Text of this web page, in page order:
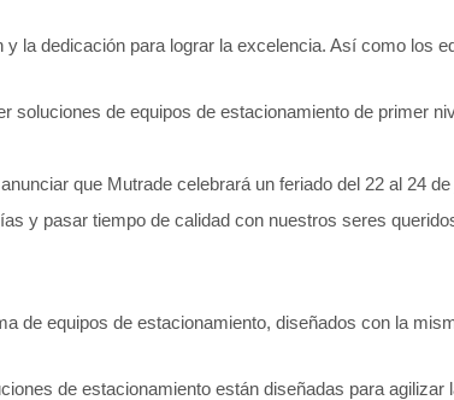
la dedicación para lograr la excelencia. Así como los
soluciones de equipos de estacionamiento de primer
que Mutrade celebrará un feriado del 22 al 24
y pasar tiempo de calidad con nuestros seres
de equipos de estacionamiento, diseñados con la
de estacionamiento están diseñadas para